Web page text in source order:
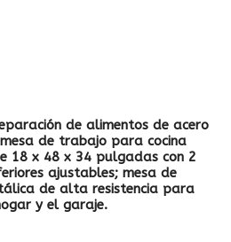
de alimentos de acero
de trabajo para cocina
18 x 48 x 34 pulgadas con 2
ajustables; mesa de
de alta resistencia para
y el garaje.